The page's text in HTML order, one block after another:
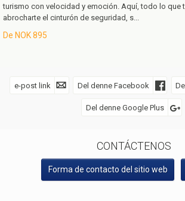
turismo con velocidad y emoción. Aquí, todo lo que
abrocharte el cinturón de seguridad, s...
De NOK 895
e-post link Del denne Facebook
Del denne Google Plus
CONTÁCTENOS
Forma de contacto del sitio web